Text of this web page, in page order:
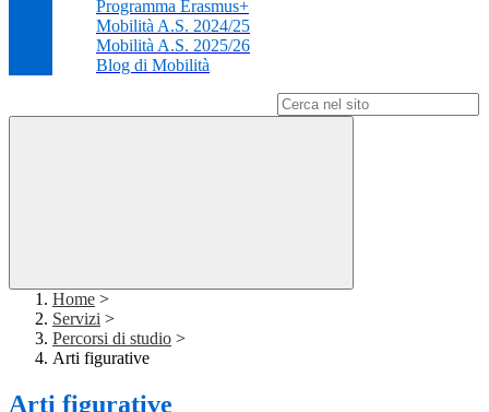
Programma Erasmus+
Mobilità A.S. 2024/25
Mobilità A.S. 2025/26
Blog di Mobilità
Home >
Servizi >
Percorsi di studio >
Arti figurative
Arti figurative